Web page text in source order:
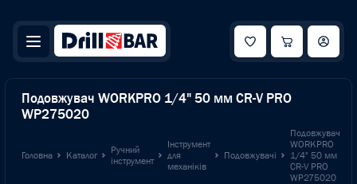
Подовжувач WORKPRO 1/4" 50 мм CR-V PRO
WP275020
Головна Каталог
Ручний
інструмент
Інструмент
для
механіків
Подовжувачі
Подовжувач
WORKPRO
1/4" 50 мм
CR-V PRO
WP275020